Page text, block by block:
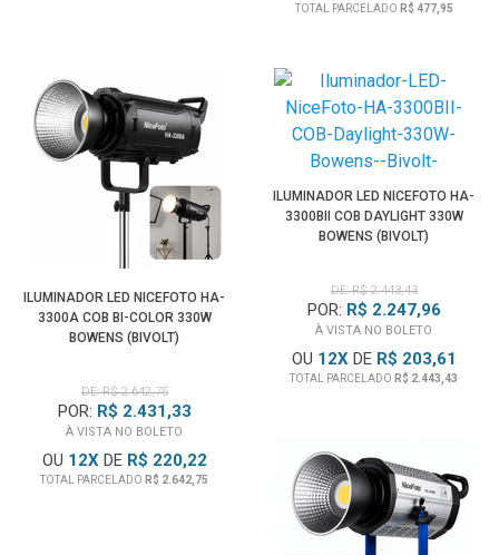
TOTAL PARCELADO R$ 477,95
ILUMINADOR LED NICEFOTO HA-
3300A COB BI-COLOR 330W
BOWENS (BIVOLT)
DE: R$ 2.642,75
POR: R$ 2.431,33
À VISTA NO BOLETO
OU 12XDE R$ 220,22
TOTAL PARCELADO R$ 2.642,75
ILUMINADOR LED NICEFOTO HA-
3300BII COB DAYLIGHT 330W
BOWENS (BIVOLT)
DE: R$ 2.443,43
POR: R$ 2.247,96
À VISTA NO BOLETO
OU 12XDE R$ 203,61
TOTAL PARCELADO R$ 2.443,43